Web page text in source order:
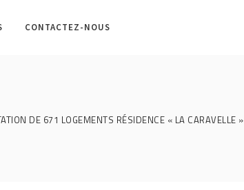
CONTACTEZ-NOUS
DE 671 LOGEMENTS RÉSIDENCE « LA CARAVELLE »